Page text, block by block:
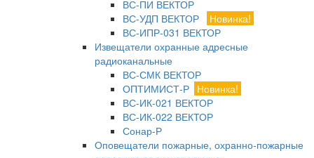
ВС-ПИ ВЕКТОР
ВС-УДП ВЕКТОР
Новинка!
ВС-ИПР-031 ВЕКТОР
Извещатели охранные адресные
радиоканальные
ВС-СМК ВЕКТОР
ОПТИМИСТ-Р Новинка!
ВС-ИК-021 ВЕКТОР
ВС-ИК-022 ВЕКТОР
Сонар-Р
Оповещатели пожарные, охранно-пожарные